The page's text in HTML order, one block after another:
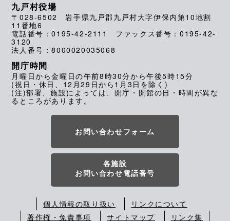
九戸村役場
〒028-6502 岩手県九戸郡九戸村大字伊保内第10地割
11番地6
電話番号：0195-42-2111 ファックス番号：0195-42-
3120
法人番号：8000020035068
開庁時間
月曜日から金曜日の午前8時30分から午後5時15分
(祝日・休日、12月29日から1月3日を除く)
(注)部署、施設によっては、開庁・開館の日・時間が異な
るところがあります。
お問い合わせフォーム
各施設
お問い合わせ電話番号
個人情報の取り扱い
リンクについて
著作権・免責事項
サイトマップ リンク集